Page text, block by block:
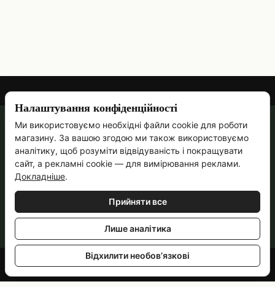
067 473-69-90
Контактна інформація
Повна версія сайту
Ручна робота з 2011 року · Пн–Пт, 09:00–18:00
© 2014—2026
Рус
Інтернет-магазин створений з Хорошоп
Налаштування конфіденційності
Ми використовуємо необхідні файли cookie для роботи
магазину. За вашою згодою ми також використовуємо
аналітику, щоб розуміти відвідуваність і покращувати
сайт, а рекламні cookie — для вимірювання реклами.
Докладніше.
Прийняти все
Лише аналітика
Відхилити необов’язкові